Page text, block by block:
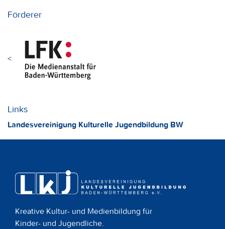
Förderer
<
Links
Landesvereinigung Kulturelle Jugendbildung BW
Kreative Kultur- und Medienbildung für
Kinder- und Jugendliche.